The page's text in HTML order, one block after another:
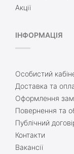
Акції
ІНФОРМАЦІЯ
Особистий
Доставка та
Оформлення
Повернення та
Публічний
Контакти
Вакансії